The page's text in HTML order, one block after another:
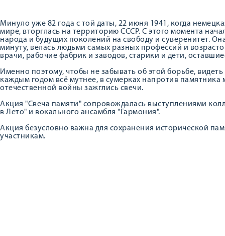
Минуло уже 82 года с той даты, 22 июня 1941, когда
мире, вторглась на территорию СССР. С этого момента
народа и будущих поколений на свободу и суверенитет.
минуту, велась людьми самых разных профессий и
врачи, рабочие фабрик и заводов, старики и дети,
Именно поэтому, чтобы не забывать об этой борьбе,
каждым годом всё мутнее, в сумерках напротив
отечественной войны зажглись свечи.
Акция "Свеча памяти" сопровождалась выступлениями
в Лето" и вокального ансамбля "Гармония".
Акция безусловно важна для сохранения исторической
участникам.